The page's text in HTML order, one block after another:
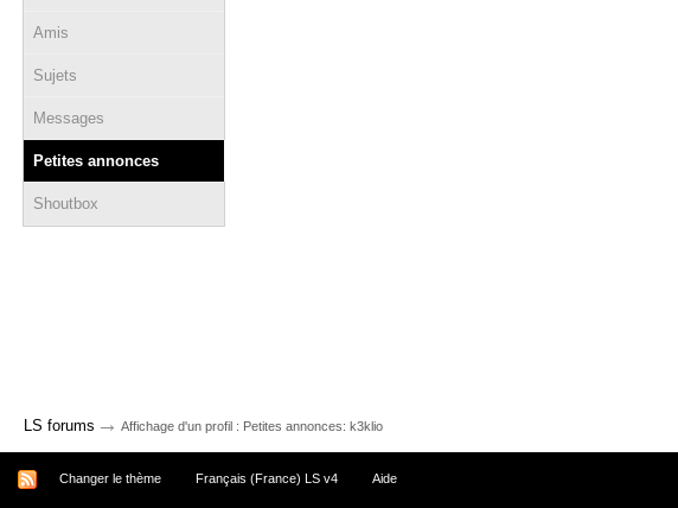
Amis
Sujets
Messages
Petites annonces
Shoutbox
LS forums → Affichage d'un profil : Petites annonces: k3klio
Changer le thème Français (France) LS v4 Aide